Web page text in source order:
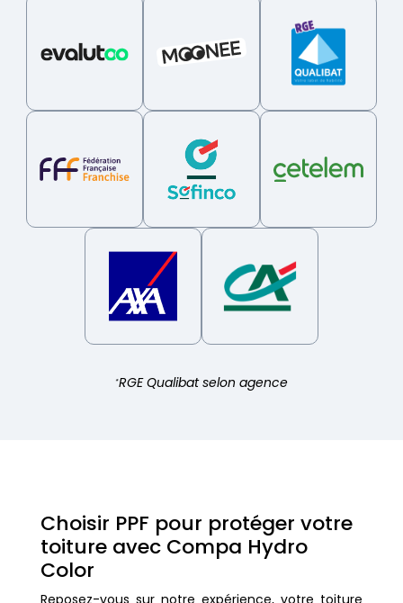
*RGE Qualibat selon agence
Choisir PPF pour protéger votre
toiture avec Compa Hydro
Color
Reposez-vous sur notre expérience, votre toiture